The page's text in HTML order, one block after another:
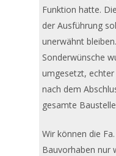
Funktion hatte.
der Ausführung
unerwähnt
Sonderwünsche
umgesetzt, echter
nach dem
gesamte
Wir können die
Bauvorhaben nur